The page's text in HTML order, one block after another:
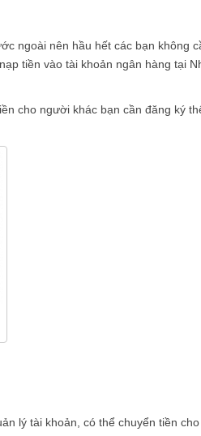
ngoài nên hầu hết các bạn không
tiền vào tài khoản ngân hàng tại
cho người khác bạn cần đăng ký
lý tài khoản, có thể chuyển tiền cho